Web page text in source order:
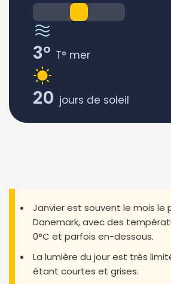
3° T° mer
20 jours de soleil
Janvier est souvent le mois le
Danemark, avec des
0°C et parfois en-dessous.
La lumière du jour est très
étant courtes et grises.